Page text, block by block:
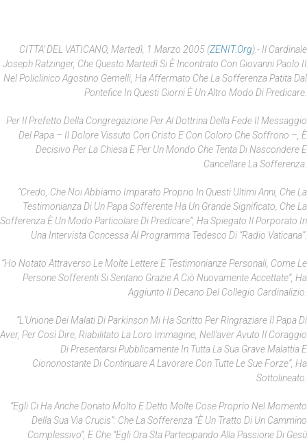
CITTA’ DEL VATICANO, Martedì, 1 Marzo 2005 (ZENIT.org).- Il Cardinale
Joseph Ratzinger, Che Questo Martedì Si È Incontrato Con Giovanni Paolo II
Nel Policlinico Agostino Gemelli, Ha Affermato Che La Sofferenza Patita Dal
Pontefice In Questi Giorni È Un Altro Modo Di Predicare.
Per Il Prefetto Della Congregazione Per Al Dottrina Della Fede Il Messaggio
Del Papa – Il Dolore Vissuto Con Cristo E Con Coloro Che Soffrono –, È
Decisivo Per La Chiesa E Per Un Mondo Che Tenta Di Nascondere E
Cancellare La Sofferenza.
“Credo, Che Noi Abbiamo Imparato Proprio In Questi Ultimi Anni, Che La
Testimonianza Di Un Papa Sofferente Ha Un Grande Significato, Che La
Sofferenza È Un Modo Particolare Di Predicare”, Ha Spiegato Il Porporato In
Una Intervista Concessa Al Programma Tedesco Di “Radio Vaticana”.
“Ho Notato Attraverso Le Molte Lettere E Testimonianze Personali, Come Le
Persone Sofferenti Si Sentano Grazie A Ciò Nuovamente Accettate”, Ha
Aggiunto Il Decano Del Collegio Cardinalizio.
“L’Unione Dei Malati Di Parkinson Mi Ha Scritto Per Ringraziare Il Papa Di
Aver, Per Così Dire, Riabilitato La Loro Immagine, Nell’aver Avuto Il Coraggio
Di Presentarsi Pubblicamente In Tutta La Sua Grave Malattia E
Ciononostante Di Continuare A Lavorare Con Tutte Le Sue Forze”, Ha
Sottolineato.
“Egli Ci Ha Anche Donato Molto E Detto Molte Cose Proprio Nel Momento
Della Sua Via Crucis”: Che La Sofferenza “è Un Tratto Di Un Cammino
Complessivo”, E Che “egli Ora Sta Partecipando Alla Passione Di Gesù